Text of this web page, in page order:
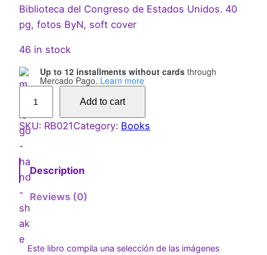
Biblioteca del Congreso de Estados Unidos. 40
pg, fotos ByN, soft cover
46 in stock
Up to 12 installments without cards through
Mercado Pago. Learn more
c
e
n
s
Add to cart
SKU: RB021Category: Books
Description
Reviews (0)
Este libro compila una selección de las imágenes